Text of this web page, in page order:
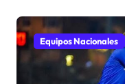
Equipos Nacionales